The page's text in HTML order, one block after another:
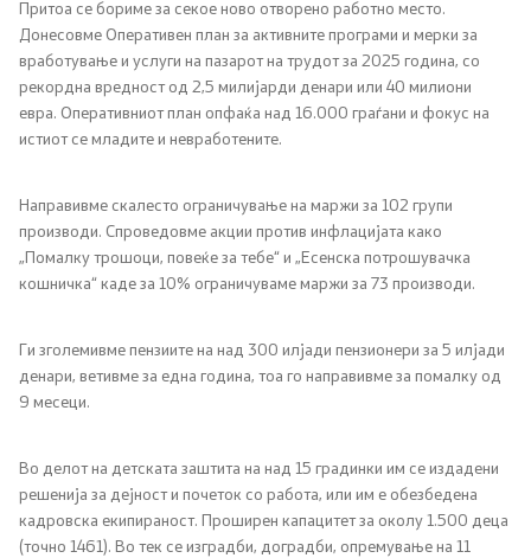
Притоа се бориме за секое ново отворено работно место.
Донесовме Оперативен план за активните програми и мерки за
вработување и услуги на пазарот на трудот за 2025 година, со
рекордна вредност од 2,5 милијарди денари или 40 милиони
евра. Оперативниот план опфаќа над 16.000 граѓани и фокус на
истиот се младите и невработените.
Направивме скалесто ограничување на маржи за 102 групи
производи. Спроведовме акции против инфлацијата како
„Помалку трошоци, повеќе за тебе“ и „Есенска потрошувачка
кошничка“ каде за 10% ограничуваме маржи за 73 производи.
Ги зголемивме пензиите на над 300 илјади пензионери за 5 илјади
денари, ветивме за една година, тоа го направивме за помалку од
9 месеци.
Во делот на детската заштита на над 15 градинки им се издадени
решенија за дејност и почеток со работа, или им е обезбедена
кадровска екипираност. Проширен капацитет за околу 1.500 деца
(точно 1461). Во тек се изградби, доградби, опремување на 11